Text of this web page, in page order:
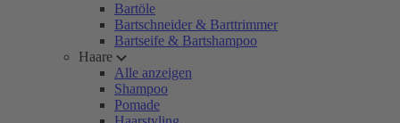
Bartöle
Bartschneider & Barttrimmer
Bartseife & Bartshampoo
Haare
Alle anzeigen
Shampoo
Pomade